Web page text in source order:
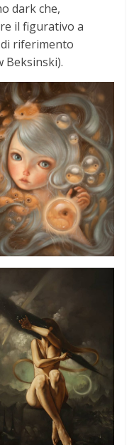
dark che,
il figurativo a
riferimento
Beksinski).